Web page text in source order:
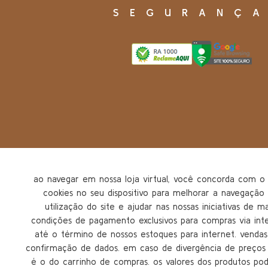
ao navegar em nossa loja virtual, você concorda com
cookies no seu dispositivo para melhorar a
utilização do site e ajudar nas nossas iniciativas de
condições de pagamento exclusivos para compras via
até o término de nossos estoques para internet.
confirmação de dados. em caso de divergência de
é o do carrinho de compras. os valores dos produtos